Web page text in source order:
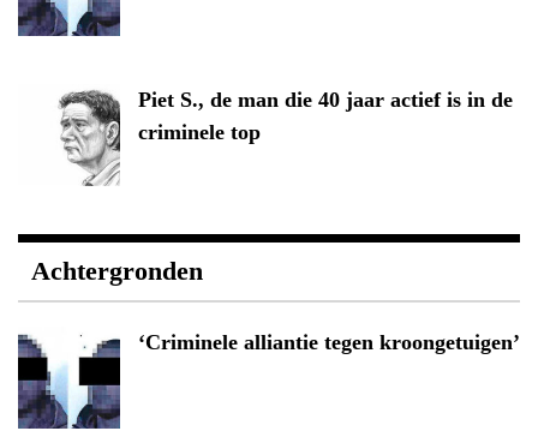
Piet S., de man die 40 jaar actief is in de
criminele top
Achtergronden
‘Criminele alliantie tegen kroongetuigen’